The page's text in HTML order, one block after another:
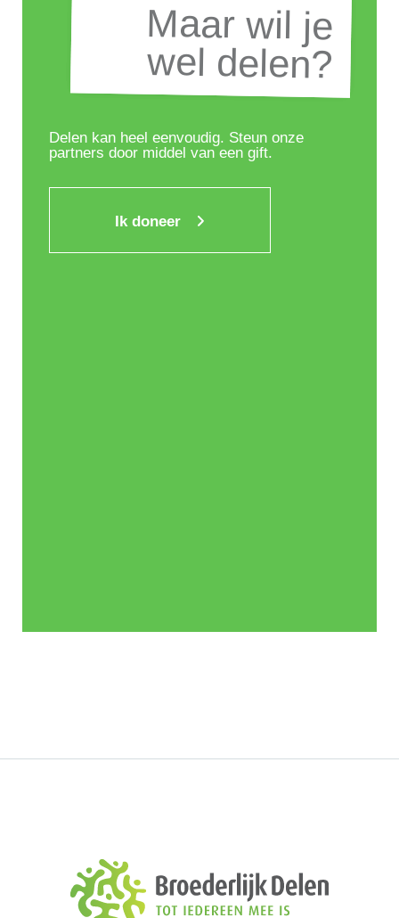
Maar wil je
wel delen?
Maar wil je
wel delen?
Delen kan heel eenvoudig. Steun onze
partners door middel van een gift.
Ik doneer